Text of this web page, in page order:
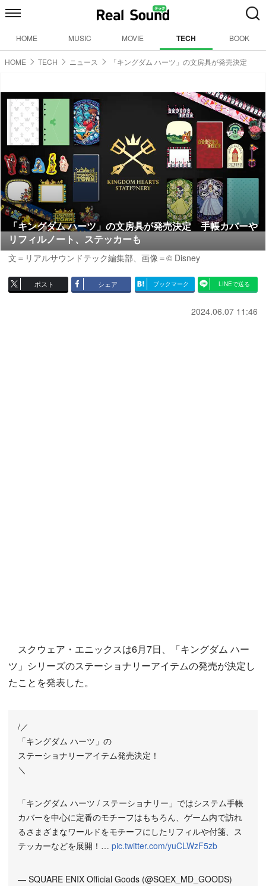
HOME MUSIC MOVIE TECH BOOK
HOME TECH ニュース 「キングダム ハーツ」の文房具が発売決定
「キングダム ハーツ」の文房具が発売決定 手帳カバーや
リフィルノート、ステッカーも
文＝リアルサウンドテック編集部、画像＝© Disney
ポスト シェア ブックマーク LINEで送る
2024.06.07 11:46
スクウェア・エニックスは6月7日、「キングダム ハー
ツ」シリーズのステーショナリーアイテムの発売が決定し
たことを発表した。
/／
「キングダム ハーツ」の
ステーショナリーアイテム発売決定！
＼
「キングダム ハーツ / ステーショナリー」ではシステム手帳
カバーを中心に定番のモチーフはもちろん、ゲーム内で訪れ
るさまざまなワールドをモチーフにしたリフィルや付箋、ス
テッカーなどを展開！… pic.twitter.com/yuCLWzF5zb
— SQUARE ENIX Official Goods (@SQEX_MD_GOODS)